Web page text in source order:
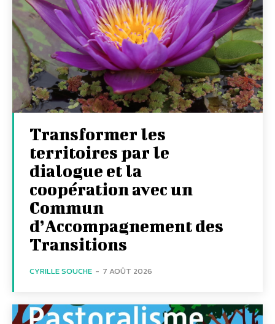
Transformer les
territoires par le
dialogue et la
coopération avec un
Commun
d’Accompagnement des
Transitions
CYRILLE SOUCHE - 7 AOÛT 2026